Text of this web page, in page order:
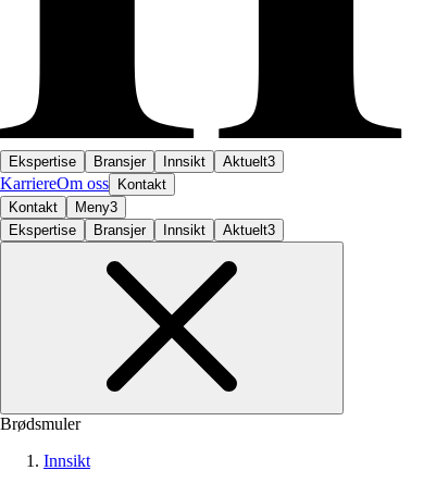
Ekspertise Bransjer Innsikt Aktuelt3
KarriereOm oss
Kontakt
Kontakt
Meny3
Ekspertise
Bransjer Innsikt Aktuelt3
Brødsmuler
Innsikt